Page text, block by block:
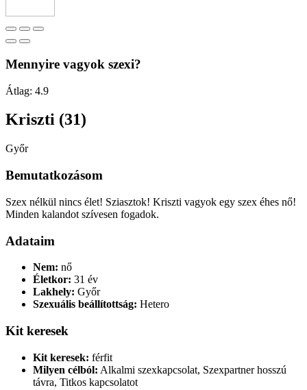
Mennyire vagyok szexi?
Átlag: 4.9
Kriszti (31)
Győr
Bemutatkozásom
Szex nélkül nincs élet! Sziasztok! Kriszti vagyok egy szex éhes nő!
Minden kalandot szívesen fogadok.
Adataim
Nem: nő
Életkor: 31 év
Lakhely: Győr
Szexuális beállítottság: Hetero
Kit keresek
Kit keresek: férfit
Milyen célból: Alkalmi szexkapcsolat, Szexpartner hosszú
távra, Titkos kapcsolatot